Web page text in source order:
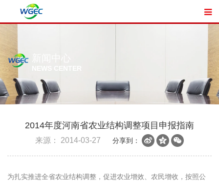
NEWS CENTER
2014年度河南省农业结构调整项目申报指南
来源： 2014-03-27 分享到：
为扎实推进全省农业结构调整，促进农业增效、农民增收，按照公